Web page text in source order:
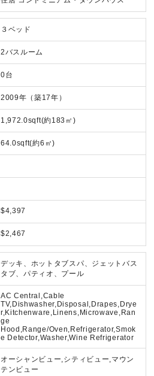
３ベッド
2バスルーム
0台
2009年（築17年）
1,972.0sqft(約183㎡)
64.0sqft(約6㎡)
$4,397
$2,467
デッキ、ホットタブスパ、ジェットバス
タブ、パティオ、プール
AC Central,Cable
TV,Dishwasher,Disposal,Drapes,Drye
r,Kitchenware,Linens,Microwave,Ran
ge
Hood,Range/Oven,Refrigerator,Smok
e Detector,Washer,Wine Refrigerator
オーシャンビュー,シティビュー,マウン
テンビュー